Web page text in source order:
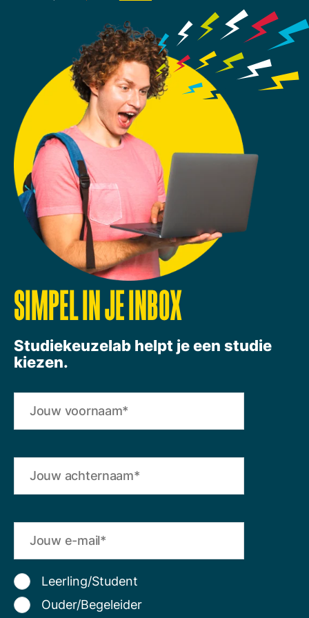
SIMPEL IN JE INBOX
Studiekeuzelab helpt je een studie
kiezen.
Leerling/Student
Ouder/Begeleider